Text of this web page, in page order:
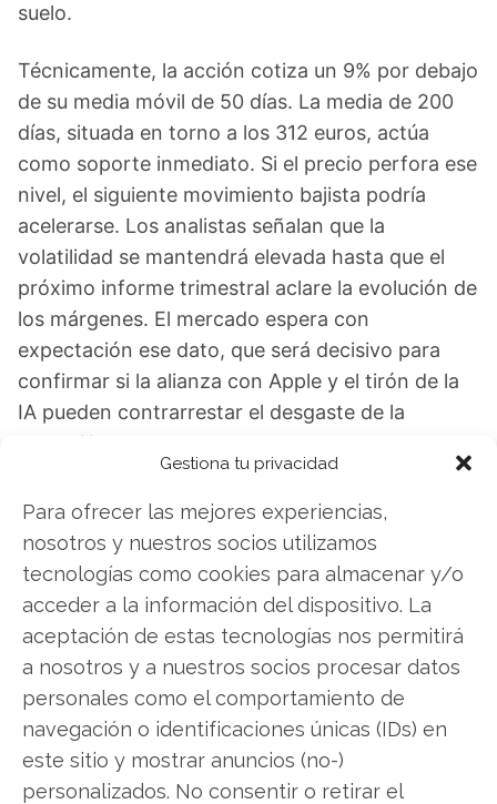
Gestiona tu privacidad
Para ofrecer las mejores experiencias,
nosotros y nuestros socios utilizamos
tecnologías como cookies para almacenar y/o
acceder a la información del dispositivo. La
aceptación de estas tecnologías nos permitirá
a nosotros y a nuestros socios procesar datos
personales como el comportamiento de
navegación o identificaciones únicas (IDs) en
este sitio y mostrar anuncios (no-)
personalizados. No consentir o retirar el
suelo.
Técnicamente, la acción cotiza un 9% por debajo
de su media móvil de 50 días. La media de 200
días, situada en torno a los 312 euros, actúa
como soporte inmediato. Si el precio perfora ese
nivel, el siguiente movimiento bajista podría
acelerarse. Los analistas señalan que la
volatilidad se mantendrá elevada hasta que el
próximo informe trimestral aclare la evolución de
los márgenes. El mercado espera con
expectación ese dato, que será decisivo para
confirmar si la alianza con Apple y el tirón de la
IA pueden contrarrestar el desgaste de la
rentabilidad.
Broadcom: ¿Comprar o vender? El nuevo
Análisis de Broadcom del 7 de agosto tiene la
respuesta:
Los últimos resultados de Broadcom son
contundentes: Acción inmediata requerida para
los inversores de Broadcom. ¿Merece la pena
invertir o es momento de vender? En el Análisis
gratuito actual del 7 de agosto descubrirá
exactamente qué hacer.